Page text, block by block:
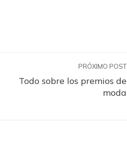
PRÓXIMO POST
Todo sobre los premios de
moda